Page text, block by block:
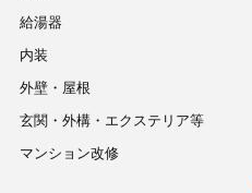
給湯器
内装
外壁・屋根
玄関・外構・エクステリア等
マンション改修